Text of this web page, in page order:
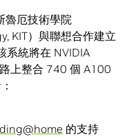
魯厄技術學院
KIT）與聯想合作建立
系統將在 NVIDIA
上整合 740 個 A100
的支持